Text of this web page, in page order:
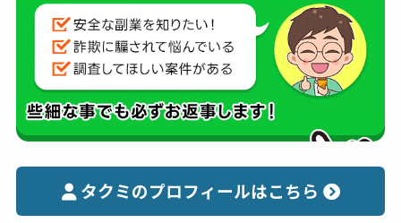
タクミのプロフィールはこちら